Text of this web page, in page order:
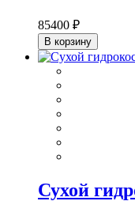
85400 ₽
В корзину
Сухой